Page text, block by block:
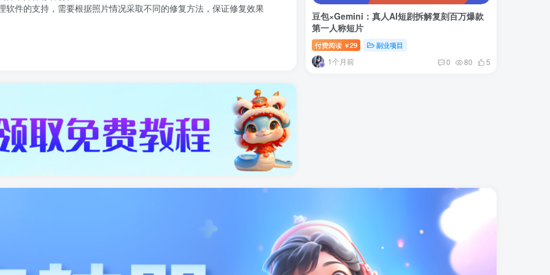
件的支持，需要根据照片情况采取不同的修复方法，保证修复效果
豆包×Gemini：真人AI短剧拆解复刻百万爆款
第一人称短片
付费阅读 ￥29 副业项目
1个月前 0 80 5